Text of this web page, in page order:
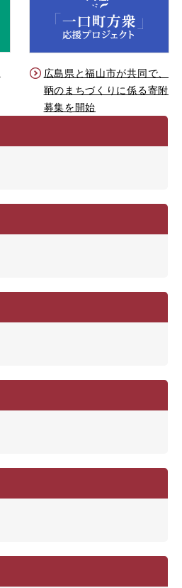
広島県と福山市が共同で、
鞆のまちづくりに係る寄附
募集を開始